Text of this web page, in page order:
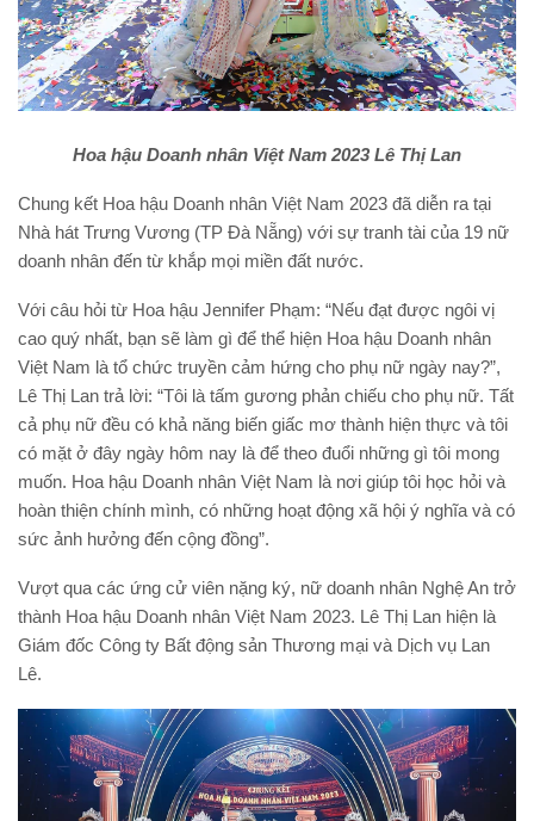
Hoa hậu Doanh nhân Việt Nam 2023 Lê Thị Lan
Chung kết Hoa hậu Doanh nhân Việt Nam 2023 đã diễn ra tại
Nhà hát Trưng Vương (TP Đà Nẵng) với sự tranh tài của 19 nữ
doanh nhân đến từ khắp mọi miền đất nước.
Với câu hỏi từ Hoa hậu Jennifer Phạm: “Nếu đạt được ngôi vị
cao quý nhất, bạn sẽ làm gì để thể hiện Hoa hậu Doanh nhân
Việt Nam là tổ chức truyền cảm hứng cho phụ nữ ngày nay?”,
Lê Thị Lan trả lời: “Tôi là tấm gương phản chiếu cho phụ nữ. Tất
cả phụ nữ đều có khả năng biến giấc mơ thành hiện thực và tôi
có mặt ở đây ngày hôm nay là để theo đuổi những gì tôi mong
muốn. Hoa hậu Doanh nhân Việt Nam là nơi giúp tôi học hỏi và
hoàn thiện chính mình, có những hoạt động xã hội ý nghĩa và có
sức ảnh hưởng đến cộng đồng”.
Vượt qua các ứng cử viên nặng ký, nữ doanh nhân Nghệ An trở
thành Hoa hậu Doanh nhân Việt Nam 2023. Lê Thị Lan hiện là
Giám đốc Công ty Bất động sản Thương mại và Dịch vụ Lan
Lê.